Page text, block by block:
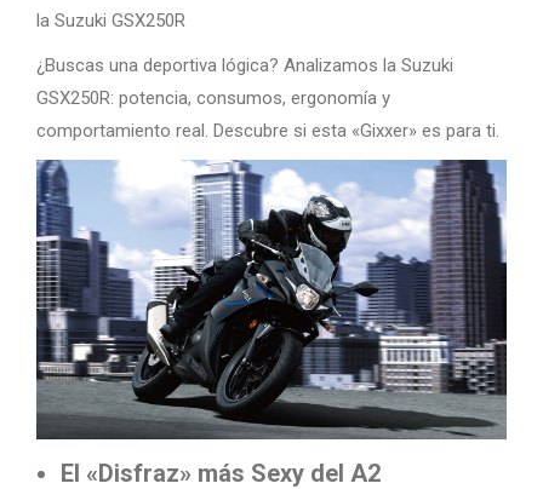
la Suzuki GSX250R
¿Buscas una deportiva lógica? Analizamos la Suzuki
GSX250R: potencia, consumos, ergonomía y
comportamiento real. Descubre si esta «Gixxer» es para ti.
El «Disfraz» más Sexy del A2